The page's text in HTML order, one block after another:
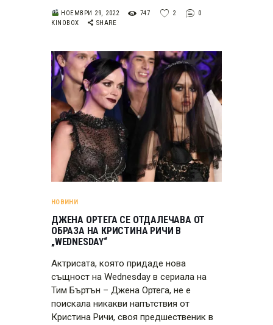
НОЕМВРИ 29, 2022 747 2
0
KINOBOX
SHARE
НОВИНИ
ДЖЕНА ОРТЕГА СЕ ОТДАЛЕЧАВА ОТ
ОБРАЗА НА КРИСТИНА РИЧИ В
„WEDNESDAY“
Актрисата, която придаде нова
същност на Wednesday в сериала на
Тим Бъртън – Джена Ортега, не е
поискала никакви напътствия от
Кристина Ричи, своя предшественик в